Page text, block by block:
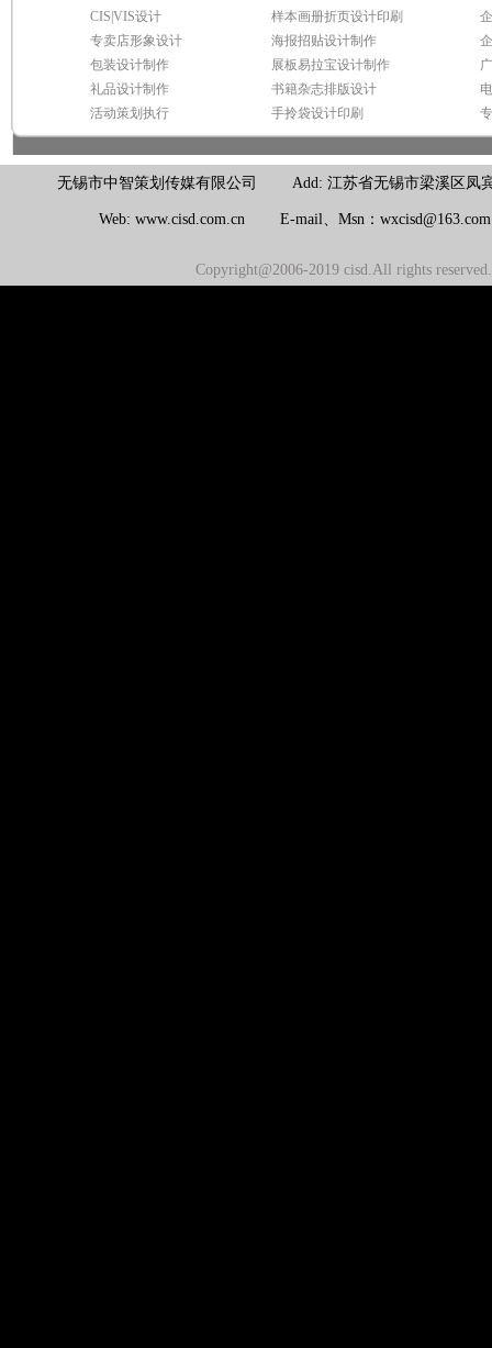
CIS|VIS设计
专卖店形象设计
包装设计制作
礼品设计制作
活动策划执行
样本画册折页设计印刷
海报招贴设计制作
展板易拉宝设计制作
书籍杂志排版设计
手拎袋设计印刷
无锡市中智策划传媒有限公司 Add: 江苏省无锡市梁溪区凤
Web: www.cisd.com.cn E-mail、Msn：
Copyright@2006-2019 cisd.All rights